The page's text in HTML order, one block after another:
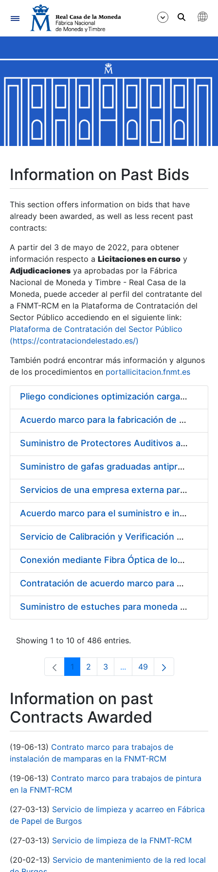
Navigation
Show/Hide
Show/Hide
Show/Hide
Show/Hide
Show/Hide
Show/Hide
Information on Past Bids
This section offers information on bids that have
already been awarded, as well as less recent past
contracts:
A partir del 3 de mayo de 2022, para obtener
información respecto a Licitaciones en curso y
Adjudicaciones ya aprobadas por la Fábrica
Nacional de Moneda y Timbre - Real Casa de la
Moneda, puede acceder al perfil del contratante del
a FNMT-RCM en la Plataforma de Contratación del
Sector Público accediendo en el siguiente link:
Plataforma de Contratación del Sector Público
(https://contrataciondelestado.es/)
También podrá encontrar más información y algunos
de los procedimientos en portallicitacion.fnmt.es
Pliego condiciones optimización cargas compras firmado
Acuerdo marco para la fabricación de piezas
Suministro de Protectores Auditivos a medida para las personas trabajadoras de los Centros de Trabajo de Madrid y Burgos
Suministro de gafas graduadas antiproyecciones para los trabajadores de la FNMT-RCM en los centros de trabajo de Madrid y Burgos
Servicios de una empresa externa para el asesoramiento y resolución de los recursos de alzada que se presentan relacionados con procesos de selección para la FNMT-RCM
Acuerdo marco para el suministro e instalación de persianas, estores y otros complementos
Servicio de Calibración y Verificación Externa de los Equipos de Medición del Servicio de Prevención de la FNMT-RCM
Conexión mediante Fibra Óptica de los Centros de Proceso de Datos (CPDs) de las sedes de la FNMT-RCM de Burgos y Madrid
Contratación de acuerdo marco para el Suministro de Material de Electricidad para la Fábrica Nacional de Moneda y Timbre-Real Casa de la Moneda en su centro de trabajo de Burgos
Suministro de estuches para moneda de 30 €
Showing 1 to 10 of 486 entries.
Page
1 Page
2 Page
3 ...Intermediate Pages Use
Page
49
Information on past
Contracts Awarded
(19-06-13) Contrato marco para trabajos de
instalación de mamparas en la FNMT-RCM
(19-06-13) Contrato marco para trabajos de pintura
en la FNMT-RCM
(27-03-13) Servicio de limpieza y acarreo en Fábrica
de Papel de Burgos
(27-03-13) Servicio de limpieza de la FNMT-RCM
(20-02-13) Servicio de mantenimiento de la red local